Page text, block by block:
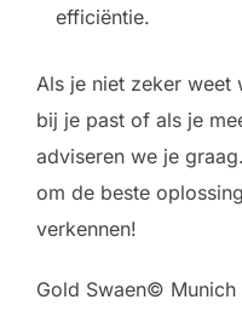
efficiëntie.
Als je niet zeker weet
bij je past of als je
adviseren we je
om de beste
verkennen!
Gold Swaen©